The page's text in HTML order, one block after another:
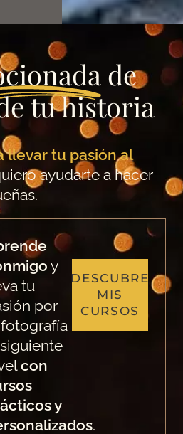
de
tu historia
llevar tu pasión al
ayudarte a hacer
y
tu
por
con
y
.
DESCUBRE
MIS
CURSOS